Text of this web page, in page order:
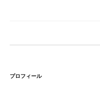
プロフィール